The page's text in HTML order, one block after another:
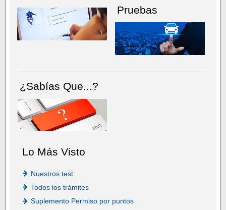
Pruebas
¿Sabías Que...?
Lo Más Visto
Nuestros test
Todos los trámites
Suplemento Permiso por puntos